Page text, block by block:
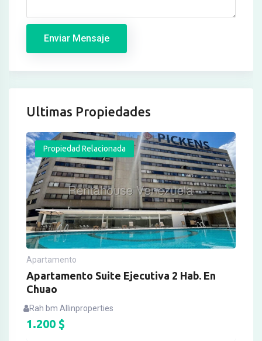
Enviar Mensaje
Ultimas Propiedades
Propiedad Relacionada
Apartamento
Apartamento Suite Ejecutiva 2 Hab. En
Chuao
Rah bm Allinproperties
1.200 $